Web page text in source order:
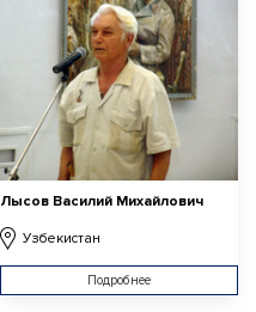
Лысов Василий Михайлович
Узбекистан
Подробнее